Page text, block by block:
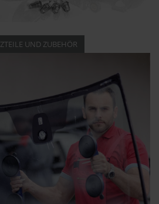
UND ZUBEHÖR